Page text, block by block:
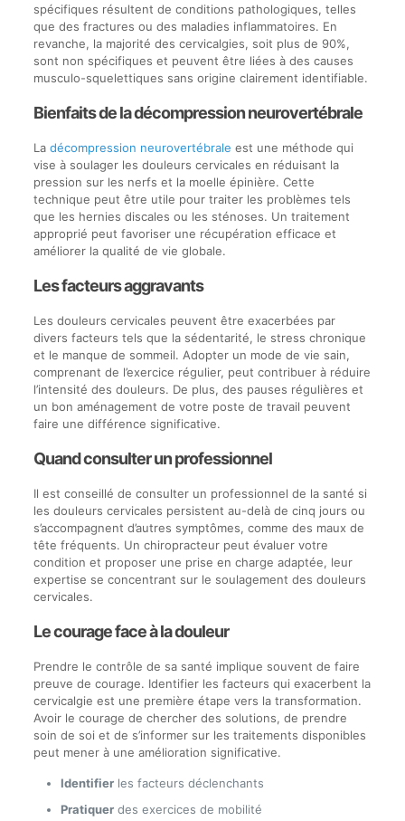
spécifiques résultent de conditions pathologiques, telles
que des fractures ou des maladies inflammatoires. En
revanche, la majorité des cervicalgies, soit plus de 90%,
sont non spécifiques et peuvent être liées à des causes
musculo-squelettiques sans origine clairement identifiable.
Bienfaits de la décompression neurovertébrale
La décompression neurovertébrale est une méthode qui
vise à soulager les douleurs cervicales en réduisant la
pression sur les nerfs et la moelle épinière. Cette
technique peut être utile pour traiter les problèmes tels
que les hernies discales ou les sténoses. Un traitement
approprié peut favoriser une récupération efficace et
améliorer la qualité de vie globale.
Les facteurs aggravants
Les douleurs cervicales peuvent être exacerbées par
divers facteurs tels que la sédentarité, le stress chronique
et le manque de sommeil. Adopter un mode de vie sain,
comprenant de l’exercice régulier, peut contribuer à réduire
l’intensité des douleurs. De plus, des pauses régulières et
un bon aménagement de votre poste de travail peuvent
faire une différence significative.
Quand consulter un professionnel
Il est conseillé de consulter un professionnel de la santé si
les douleurs cervicales persistent au-delà de cinq jours ou
s’accompagnent d’autres symptômes, comme des maux de
tête fréquents. Un chiropracteur peut évaluer votre
condition et proposer une prise en charge adaptée, leur
expertise se concentrant sur le soulagement des douleurs
cervicales.
Le courage face à la douleur
Prendre le contrôle de sa santé implique souvent de faire
preuve de courage. Identifier les facteurs qui exacerbent la
cervicalgie est une première étape vers la transformation.
Avoir le courage de chercher des solutions, de prendre
soin de soi et de s’informer sur les traitements disponibles
peut mener à une amélioration significative.
Identifierles facteurs déclenchants
Pratiquerdes exercices de mobilité